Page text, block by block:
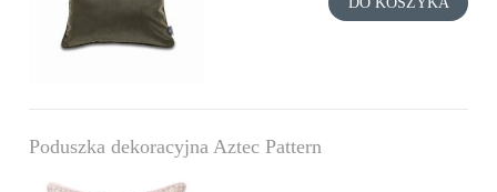
Poduszka dekoracyjna Aztec Pattern